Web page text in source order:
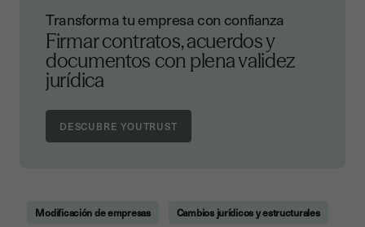
Transforma tu empresa con confianza
Firmar contratos, acuerdos y
documentos con plena validez
jurídica
Modificación de empresas Cambios jurídicos y estructurales